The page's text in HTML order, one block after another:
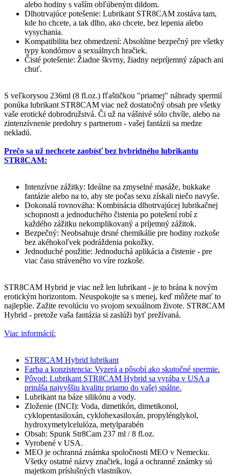
alebo hodiny s vaším obľúbeným dildom.
Dlhotrvajúce potešenie: Lubrikant STR8CAM zostáva tam,
kde ho chcete, a tak dlho, ako chcete, bez lepenia alebo
vysychania.
Kompatibilita bez obmedzení: Absolútne bezpečný pre všetky
typy kondómov a sexuálnych hračiek.
Čisté potešenie: Žiadne škvrny, žiadny nepríjemný zápach ani
chuť.
S veľkorysou 236ml (8 fl.oz.) fľaštičkou "priamej" náhrady spermií
ponúka lubrikant STR8CAM viac než dostatočný obsah pre všetky
vaše erotické dobrodružstvá. Či už na vášnivé sólo chvíle, alebo na
zintenzívnenie predohry s partnerom - vašej fantázii sa medze
nekladú.
Prečo sa už nechcete zaobísť bez hybridného lubrikantu
STR8CAM:
Intenzívne zážitky: Ideálne na zmyselné masáže, bukkake
fantázie alebo na to, aby ste počas sexu získali niečo navyše.
Dokonalá rovnováha: Kombinácia dlhotrvajúcej lubrikačnej
schopnosti a jednoduchého čistenia po potešení robí z
každého zážitku nekomplikovaný a príjemný zážitok.
Bezpečný: Neobsahuje drsné chemikálie pre hodiny rozkoše
bez akéhokoľvek podráždenia pokožky.
Jednoduché použitie: Jednoduchá aplikácia a čistenie - pre
viac času stráveného vo víre rozkoše.
STR8CAM Hybrid je viac než len lubrikant - je to brána k novým
erotickým horizontom. Neuspokojte sa s menej, keď môžete mať to
najlepšie. Zažite revolúciu vo svojom sexuálnom živote. STR8CAM
Hybrid - pretože vaša fantázia si zaslúži byť prežívaná.
Viac informácií:
STR8CAM Hybrid lubrikant
Farba a konzistencia: Vyzerá a pôsobí ako skutočné spermie.
Pôvod: Lubrikant STR8CAM Hybrid sa vyrába v USA a
prináša najvyššiu kvalitu priamo do vašej spálne.
Lubrikant na báze silikónu a vody.
Zloženie (INCI): Voda, dimetikón, dimetikonol,
cyklopentasiloxán, cyklohexasiloxán, propylénglykol,
hydroxymetylcelulóza, metylparabén
Obsah: Spunk Str8Cam 237 ml / 8 fl.oz.
Vyrobené v USA.
MEO je ochranná známka spoločnosti MEO v Nemecku.
Všetky ostatné názvy značiek, logá a ochranné známky sú
majetkom príslušných vlastníkov.